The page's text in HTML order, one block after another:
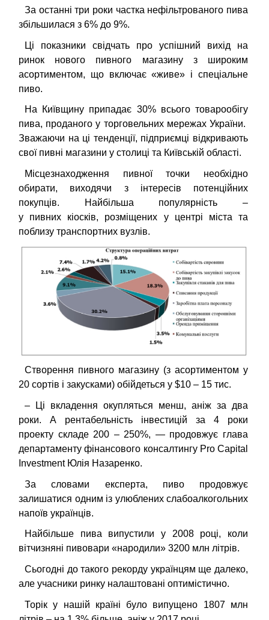
За останні три роки частка нефільтрованого пива
збільшилася з 6% до 9%.
Ці показники свідчать про успішний вихід на
ринок нового пивного магазину з широким
асортиментом, що включає «живе» і спеціальне
пиво.
На Київщину припадає 30% всього товарообігу
пива, проданого у торговельних мережах України.
Зважаючи на ці тенденції, підприємці відкривають
свої пивні магазини у столиці та Київській області.
Місцезнаходження пивної точки необхідно
обирати, виходячи з інтересів потенційних
покупців. Найбільша популярність –
у пивних кіосків, розміщених у центрі міста та
поблизу транспортних вузлів.
Створення пивного магазину (з асортиментом у
20 сортів і закусками) обійдеться у $10 – 15 тис.
– Ці вкладення окупляться менш, аніж за два
роки. А рентабельність інвестицій за 4 роки
проекту складе 200 – 250%, — продовжує глава
департаменту фінансового консалтингу Pro Capital
Investment Юлія Назаренко.
За словами експерта, пиво продовжує
залишатися одним із улюблених слабоалкогольних
напоїв українців.
Найбільше пива випустили у 2008 році, коли
вітчизняні пивовари «народили» 3200 млн літрів.
Сьогодні до такого рекорду українцям ще далеко,
але учасники ринку налаштовані оптимістично.
Торік у нашій країні було випущено 1807 млн